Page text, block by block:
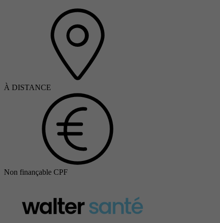
À DISTANCE
Non finançable CPF